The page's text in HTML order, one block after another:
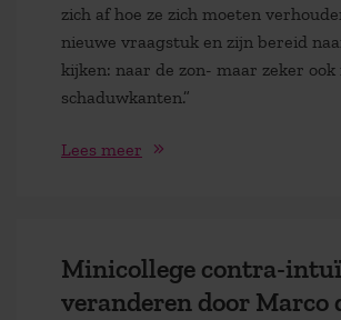
zich af hoe ze zich moeten
nieuwe vraagstuk en zijn bereid
kijken: naar de zon- maar zeker
schaduwkanten.”
Lees meer
Minicollege contra-
veranderen door Marco